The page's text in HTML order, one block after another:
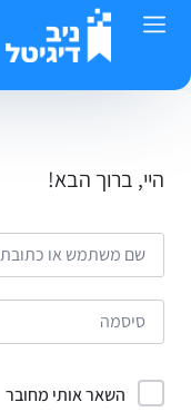
היי, ברוך הבא!
השאר אותי מחובר